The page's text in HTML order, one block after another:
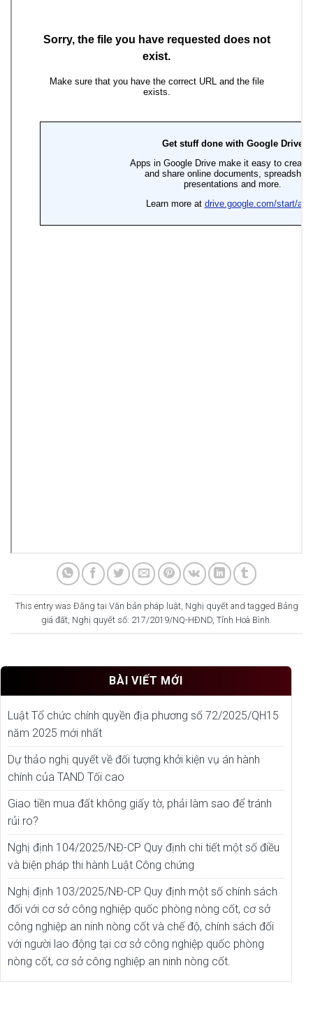
This entry was Đăng tại Văn bản pháp luật, Nghị quyếtand tagged Bảng
giá đất, Nghị quyết số: 217/2019/NQ-HĐND, Tỉnh Hoà Bình.
BÀI VIẾT MỚI
Luật Tổ chức chính quyền địa phương số 72/2025/QH15
năm 2025 mới nhất
Dự thảo nghị quyết về đối tượng khởi kiện vụ án hành
chính của TAND Tối cao
Giao tiền mua đất không giấy tờ, phải làm sao để tránh
rủi ro?
Nghị định 104/2025/NĐ-CP Quy định chi tiết một số điều
và biện pháp thi hành Luật Công chứng
Nghị định 103/2025/NĐ-CP Quy định một số chính sách
đối với cơ sở công nghiệp quốc phòng nòng cốt, cơ sở
công nghiệp an ninh nòng cốt và chế độ, chính sách đối
với người lao động tại cơ sở công nghiệp quốc phòng
nòng cốt, cơ sở công nghiệp an ninh nòng cốt.